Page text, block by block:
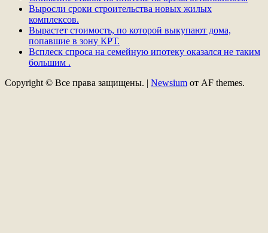
Выросли сроки строительства новых жилых
комплексов.
Вырастет стоимость, по которой выкупают дома,
попавшие в зону КРТ.
Всплеск спроса на семейную ипотеку оказался не таким
большим .
Copyright © Все права защищены. | Newsium от AF themes.